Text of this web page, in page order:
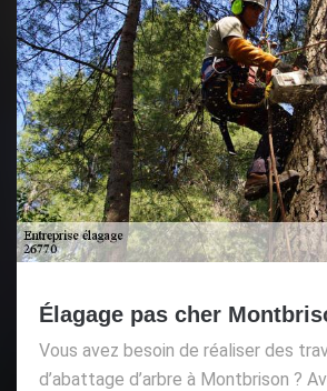
Élagage pas cher
Vous avez besoin de réaliser des
d’abattage d’arbre à Montbrison ?